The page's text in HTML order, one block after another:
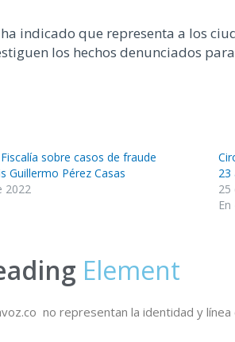
indicado que representa a los
los hechos denunciados
sobre casos de fraude
Guillermo Pérez Casas
2022
23
25
Element
no representan la identidad y línea